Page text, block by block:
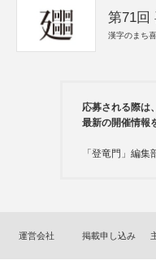
第71回
漢字のまち
応募される際は
最新の開催情報
「登竜門」編集
運営会社 掲載申し込み